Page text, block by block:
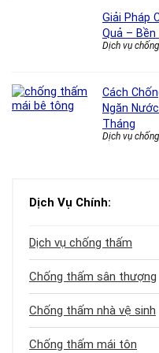
Giải Pháp
Quả –
Dịch vụ
Cách
Ngăn
Tháng
Dịch vụ
Dịch Vụ Chính:
Dịch vụ chống thấm
Chống thấm sân thượng
Chống thấm nhà vệ sinh
Chống thấm mái tôn